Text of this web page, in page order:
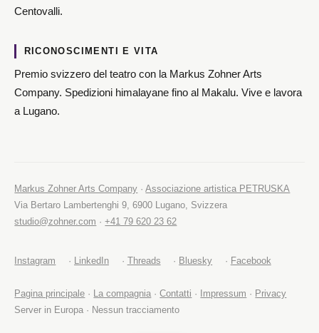
Centovalli.
RICONOSCIMENTI E VITA
Premio svizzero del teatro con la Markus Zohner Arts
Company. Spedizioni himalayane fino al Makalu. Vive e lavora
a Lugano.
Markus Zohner Arts Company ·Associazione artistica PETRUSKA
Via Bertaro Lambertenghi 9, 6900 Lugano, Svizzera
studio@zohner.com ·+41 79 620 23 62
Instagram · LinkedIn · Threads · Bluesky · Facebook
Pagina principale · La compagnia ·Contatti · Impressum · Privacy
Server in Europa · Nessun tracciamento